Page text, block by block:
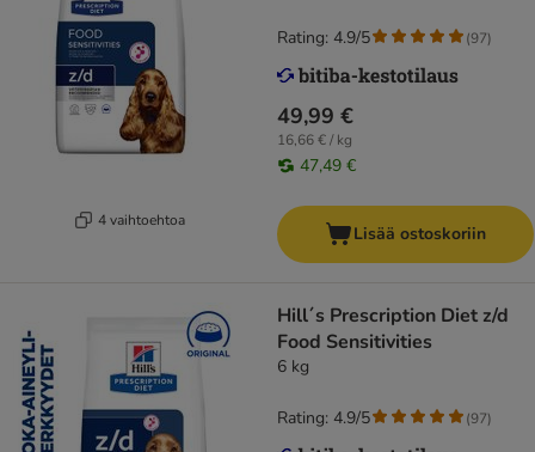
4 vaihtoehtoa
49,99 €
16,66 € / kg
47,49 €
Rating: 4.9/5 (97)
Lisää ostoskoriin
Hill´s Prescription Diet z/d
Food Sensitivities
6 kg
Rating: 4.9/5 (97)